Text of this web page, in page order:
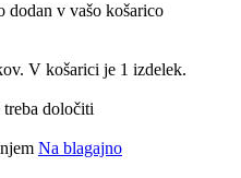
dodan v vašo košarico
V košarici je 1 izdelek.
treba določiti
Na blagajno